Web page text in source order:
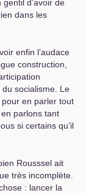
d’avoir de
dans les
enfin l’audace
construction,
du socialisme. Le
en parler tout
parlons tant
si certains qu’il
Rousssel ait
très incomplète.
: lancer la